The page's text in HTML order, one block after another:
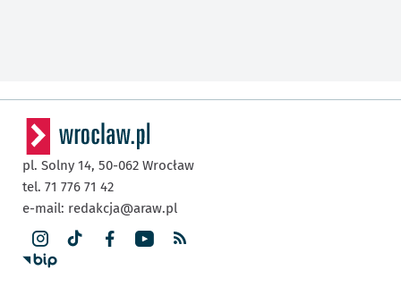
pl. Solny 14, 50-062 Wrocław
tel. 71 776 71 42
e-mail: redakcja@araw.pl